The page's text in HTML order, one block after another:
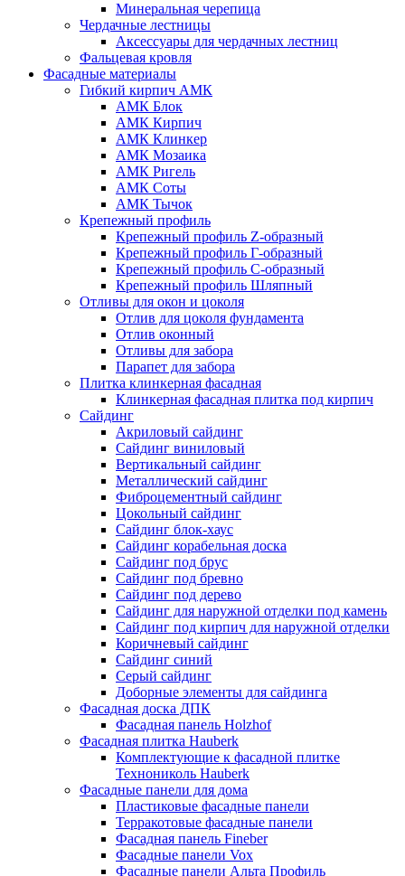
Минеральная черепица
Чердачные лестницы
Аксессуары для чердачных лестниц
Фальцевая кровля
Фасадные материалы
Гибкий кирпич АМК
АМК Блок
АМК Кирпич
АМК Клинкер
АМК Мозаика
АМК Ригель
АМК Соты
АМК Тычок
Крепежный профиль
Крепежный профиль Z-образный
Крепежный профиль Г-образный
Крепежный профиль С-образный
Крепежный профиль Шляпный
Отливы для окон и цоколя
Отлив для цоколя фундамента
Отлив оконный
Отливы для забора
Парапет для забора
Плитка клинкерная фасадная
Клинкерная фасадная плитка под кирпич
Сайдинг
Акриловый сайдинг
Сайдинг виниловый
Вертикальный сайдинг
Металлический сайдинг
Фиброцементный сайдинг
Цокольный сайдинг
Сайдинг блок-хаус
Сайдинг корабельная доска
Сайдинг под брус
Сайдинг под бревно
Сайдинг под дерево
Сайдинг для наружной отделки под камень
Сайдинг под кирпич для наружной отделки
Коричневый сайдинг
Сайдинг синий
Серый сайдинг
Доборные элементы для сайдинга
Фасадная доска ДПК
Фасадная панель Holzhof
Фасадная плитка Hauberk
Комплектующие к фасадной плитке
Технониколь Hauberk
Фасадные панели для дома
Пластиковые фасадные панели
Терракотовые фасадные панели
Фасадная панель Fineber
Фасадные панели Vox
Фасадные панели Альта Профиль